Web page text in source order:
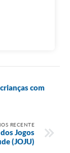
com
RECENTE
Jogos
(JOJU)